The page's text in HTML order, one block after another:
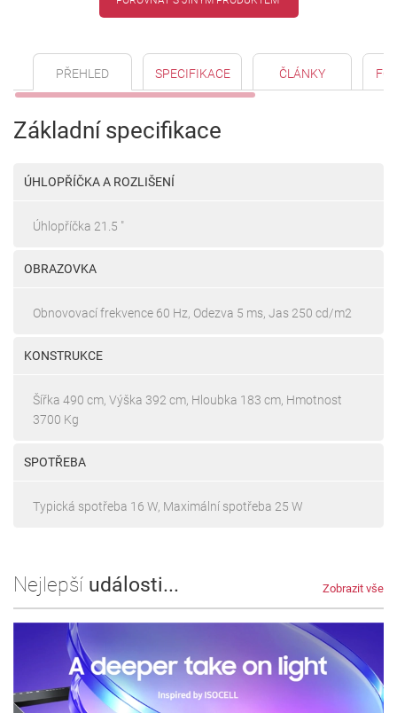
PŘEHLED SPECIFIKACE ČLÁNKY
Základní specifikace
ÚHLOPŘÍČKA A ROZLIŠENÍ
Úhlopříčka 21.5 "
OBRAZOVKA
Obnovovací frekvence 60 Hz, Odezva 5 ms, Jas 250 cd/m2
KONSTRUKCE
Šířka 490 cm, Výška 392 cm, Hloubka 183 cm, Hmotnost
3700 Kg
SPOTŘEBA
Typická spotřeba 16 W, Maximální spotřeba 25 W
Nejlepší události... Zobrazit vše